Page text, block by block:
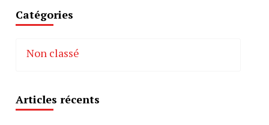
Catégories
Non classé
Articles récents